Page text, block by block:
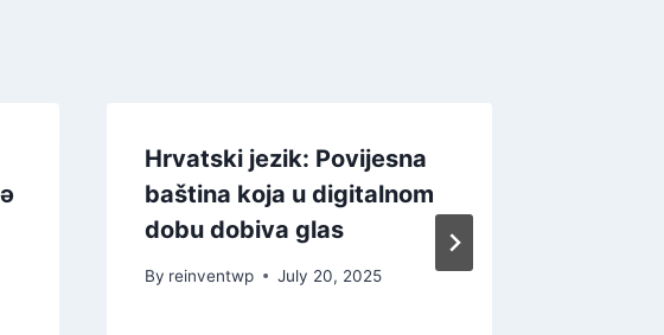
Hrvatski jezik: Povijesna
baština koja u digitalnom
dobu dobiva glas
By reinventwp July 20, 2025